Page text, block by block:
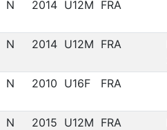
N 2014 U12M FRA
N 2014 U12M FRA
N 2010 U16F FRA
N 2015 U12M FRA